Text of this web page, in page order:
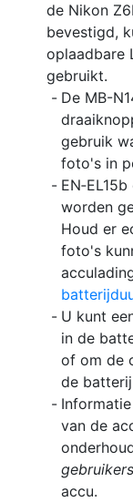
de Nikon
bevestigd,
oplaadbare
gebruikt.
De MB-
gebruik
foto's in
worden
Houd er
foto's
U kunt
in de
of om de
de
van de
accu.